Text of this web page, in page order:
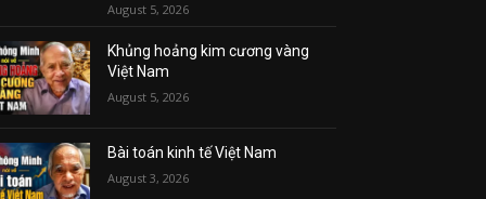
August 5, 2026
Khủng hoảng kim cương vàng
Việt Nam
August 5, 2026
Bài toán kinh tế Việt Nam
August 3, 2026